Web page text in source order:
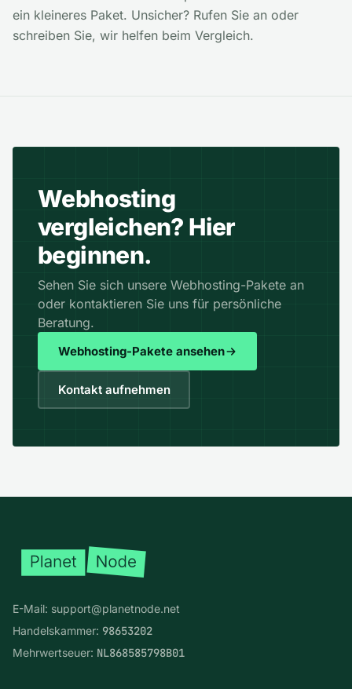
ein kleineres Paket. Unsicher? Rufen Sie an oder
schreiben Sie, wir helfen beim Vergleich.
Webhosting
vergleichen? Hier
beginnen.
Sehen Sie sich unsere Webhosting-Pakete an
oder kontaktieren Sie uns für persönliche
Beratung.
Webhosting-Pakete ansehen
Kontakt aufnehmen
E-Mail: support@planetnode.net
Handelskammer: 98653202
Mehrwertseuer: NL868585798B01